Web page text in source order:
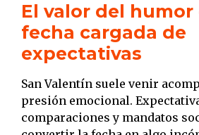
El valor del humor
fecha cargada de
expectativas
San Valentín suele venir
presión emocional.
comparaciones y mandatos